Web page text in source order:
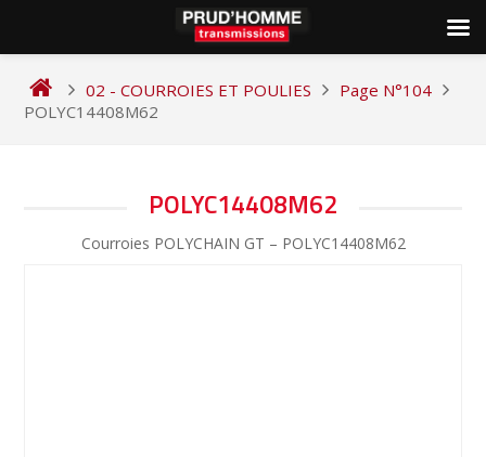
content
02 - COURROIES ET POULIES
Page N°104
POLYC14408M62
POLYC14408M62
Courroies POLYCHAIN GT – POLYC14408M62